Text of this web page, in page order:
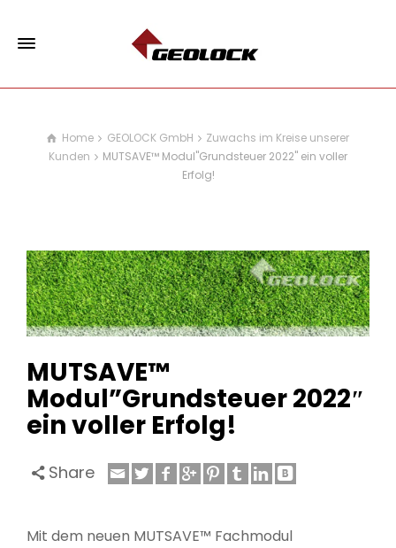
Home GEOLOCK GmbH
Zuwachs im Kreise unserer
Kunden
MUTSAVE™ Modul"Grundsteuer 2022" ein voller
Erfolg!
MUTSAVE™
Modul”Grundsteuer 2022″
ein voller Erfolg!
Share
Mit dem neuen MUTSAVE™ Fachmodul